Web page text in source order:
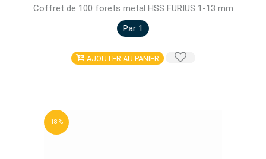
Coffret de 100 forets metal HSS FURIUS 1-13 mm
Par 1
AJOUTER AU PANIER
18 %